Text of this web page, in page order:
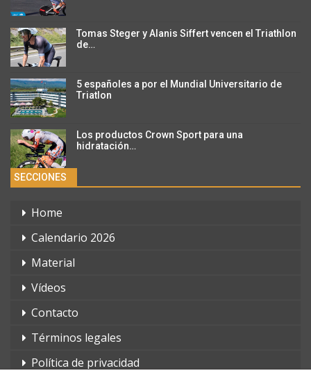
Tomas Steger y Alanis Siffert vencen el Triathlon
de…
5 españoles a por el Mundial Universitario de
Triatlon
Los productos Crown Sport para una
hidratación…
SECCIONES
Home
Calendario 2026
Material
Vídeos
Contacto
Términos legales
Política de privacidad